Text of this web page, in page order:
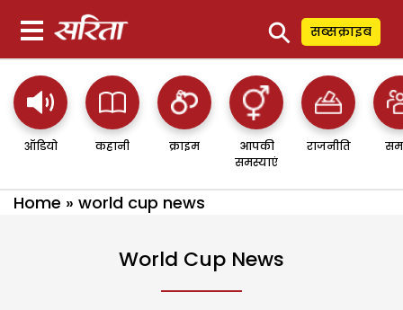
⚲ सब्सक्राइब
ऑडियो कहानी क्राइम
आपकी
समस्याएं
राजनीति
Home » world cup news
World Cup News